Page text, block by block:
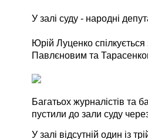
У залі суду - народні
Юрій Луценко
Павлєновим та
Багатьох журналістів та
пустили до зали суду
У залі відсутній один із